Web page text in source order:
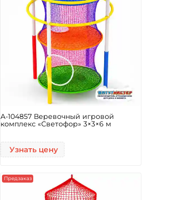
A-104857 Веревочный игровой
комплекс «Светофор» 3×3×6 м
Узнать цену
Предзаказ